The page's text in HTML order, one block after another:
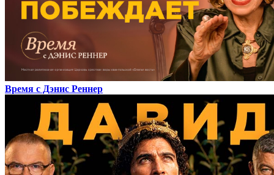
Время с Дэнис Реннер